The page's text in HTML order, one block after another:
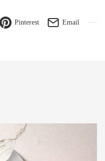
Pinterest Email